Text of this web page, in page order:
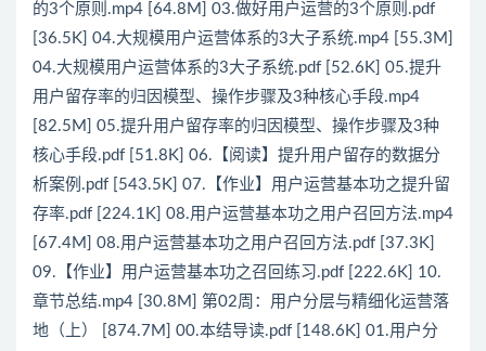
的3个原则.mp4 [64.8M] 03.做好用户运营的3个原则.pdf
[36.5K] 04.大规模用户运营体系的3大子系统.mp4 [55.3M]
04.大规模用户运营体系的3大子系统.pdf [52.6K] 05.提升
用户留存率的归因模型、操作步骤及3种核心手段.mp4
[82.5M] 05.提升用户留存率的归因模型、操作步骤及3种
核心手段.pdf [51.8K] 06.【阅读】提升用户留存的数据分
析案例.pdf [543.5K] 07.【作业】用户运营基本功之提升留
存率.pdf [224.1K] 08.用户运营基本功之用户召回方法.mp4
[67.4M] 08.用户运营基本功之用户召回方法.pdf [37.3K]
09.【作业】用户运营基本功之召回练习.pdf [222.6K] 10.
章节总结.mp4 [30.8M] 第02周：用户分层与精细化运营落
地（上） [874.7M] 00.本结导读.pdf [148.6K] 01.用户分